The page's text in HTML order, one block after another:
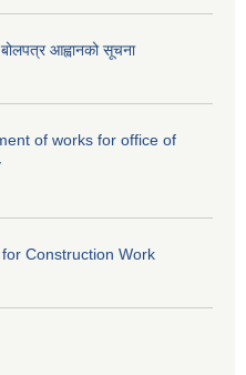
आह्वानको सूचना
of works for office of
Construction Work